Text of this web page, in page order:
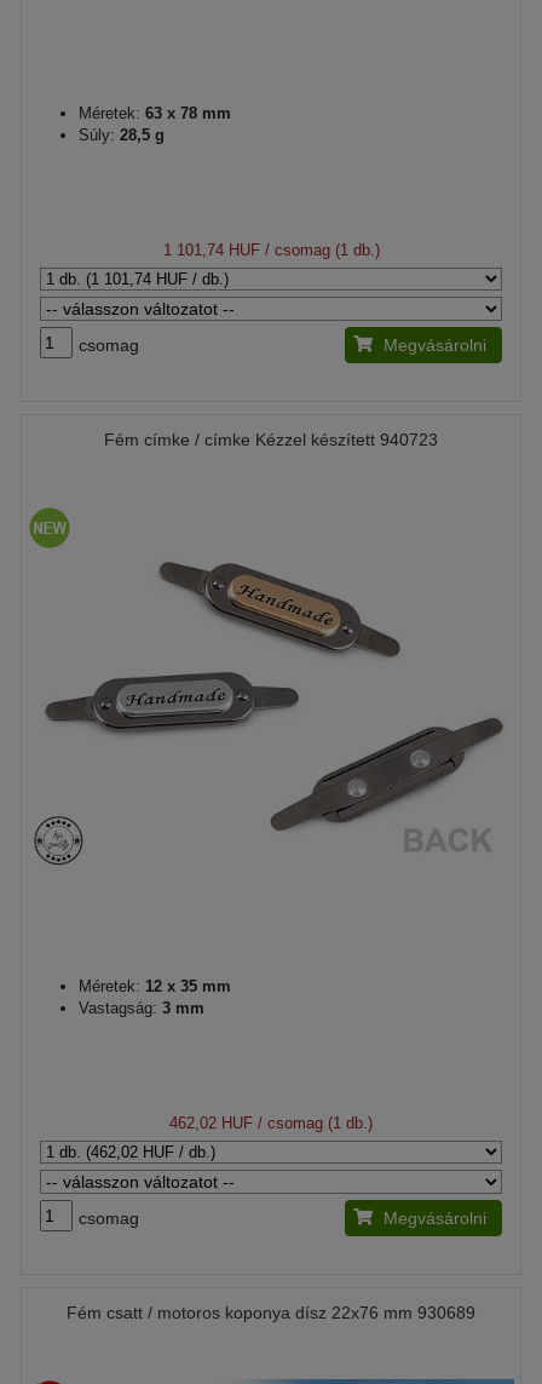
Méretek: 63 x 78 mm
Súly: 28,5 g
1 101,74 HUF/ csomag (1 db.)
csomag Megvásárolni
Fém címke / címke Kézzel készített 940723
Méretek: 12 x 35 mm
Vastagság: 3 mm
462,02 HUF / csomag (1 db.)
csomag Megvásárolni
Fém csatt / motoros koponya dísz 22x76 mm 930689